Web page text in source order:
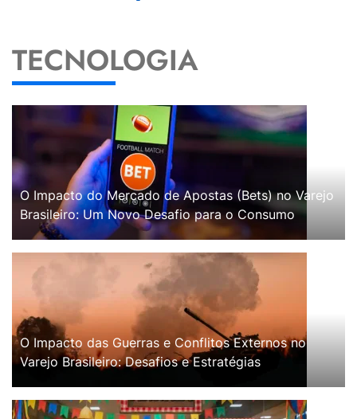
TECNOLOGIA
O Impacto do Mercado de Apostas (Bets) no Varejo
Brasileiro: Um Novo Desafio para o Consumo
O Impacto das Guerras e Conflitos Externos no
Varejo Brasileiro: Desafios e Estratégias